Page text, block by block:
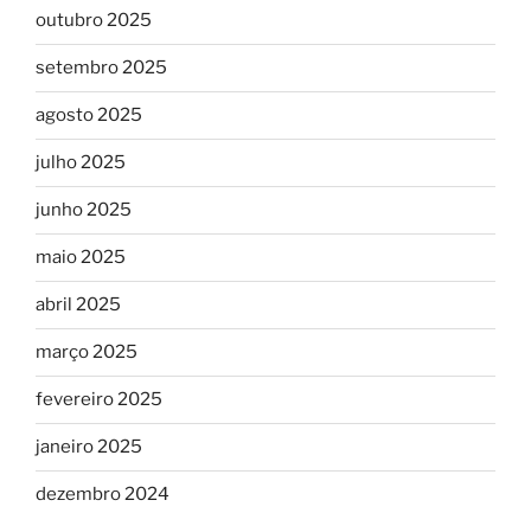
outubro 2025
setembro 2025
agosto 2025
julho 2025
junho 2025
maio 2025
abril 2025
março 2025
fevereiro 2025
janeiro 2025
dezembro 2024